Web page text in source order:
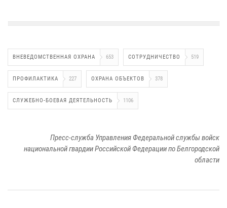
ВНЕВЕДОМСТВЕННАЯ ОХРАНА 653 СОТРУДНИЧЕСТВО 519
ПРОФИЛАКТИКА 227 ОХРАНА ОБЪЕКТОВ 378
СЛУЖЕБНО-БОЕВАЯ ДЕЯТЕЛЬНОСТЬ 1106
Пресс-служба Управления Федеральной службы войск
национальной гвардии Российской Федерации по Белгородской
области